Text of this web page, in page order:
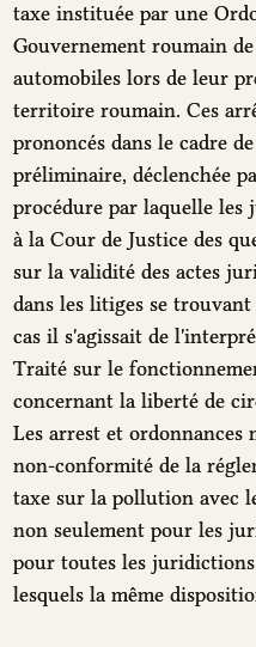
taxe instituée par une
Gouvernement roumain
automobiles lors de leur
territoire roumain. Ces
prononcés dans le cadre
préliminaire, déclenchée
procédure par laquelle
à la Cour de Justice des
sur la validité des actes
dans les litiges se
cas il s'agissait de
Traité sur le
concernant la liberté de
Les arrest et ordonnances
non-conformité de la
taxe sur la pollution avec
non seulement pour les
pour toutes les
lesquels la même